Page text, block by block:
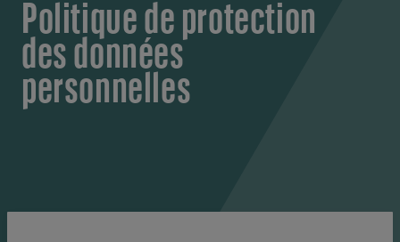
Politique de protection
des données
personnelles